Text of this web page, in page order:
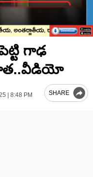
గాఢ
| 8:48 PM SHARE